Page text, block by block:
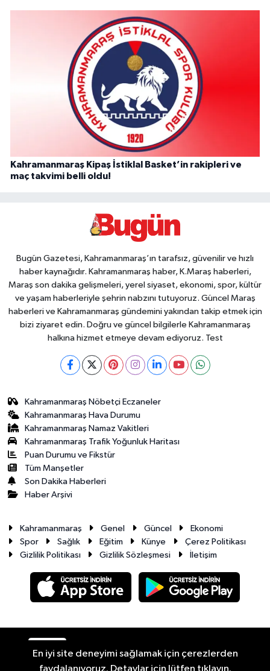
Kahramanmaraş Kipaş İstiklal Basket’in rakipleri ve
maç takvimi belli oldu!
Bugün Gazetesi, Kahramanmaraş’ın tarafsız, güvenilir ve hızlı
haber kaynağıdır. Kahramanmaraş haber, K.Maraş haberleri,
Maraş son dakika gelişmeleri, yerel siyaset, ekonomi, spor, kültür
ve yaşam haberleriyle şehrin nabzını tutuyoruz. Güncel Maraş
haberleri ve Kahramanmaraş gündemini yakından takip etmek için
bizi ziyaret edin. Doğru ve güncel bilgilerle Kahramanmaraş
halkına hizmet etmeye devam ediyoruz. Test
Kahramanmaraş Nöbetçi Eczaneler
Kahramanmaraş Hava Durumu
Kahramanmaraş Namaz Vakitleri
Kahramanmaraş Trafik Yoğunluk Haritası
Puan Durumu ve Fikstür
Tüm Manşetler
Son Dakika Haberleri
Haber Arşivi
Kahramanmaraş Genel Güncel
Ekonomi
Spor
Sağlık Eğitim Künye
Çerez Politikası
Gizlilik Politikası
Gizlilik Sözleşmesi İletişim
En iyi site deneyimi sağlamak için çerezlerden
faydalanıyoruz. Detaylar için lütfen tıklayın.